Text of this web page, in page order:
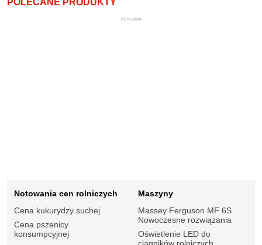
REKLAMA
Notowania cen rolniczych
Cena kukurydzy suchej
Cena pszenicy
konsumpcyjnej
Maszyny
Massey Ferguson MF 6S.
Nowoczesne rozwiązania
Oświetlenie LED do